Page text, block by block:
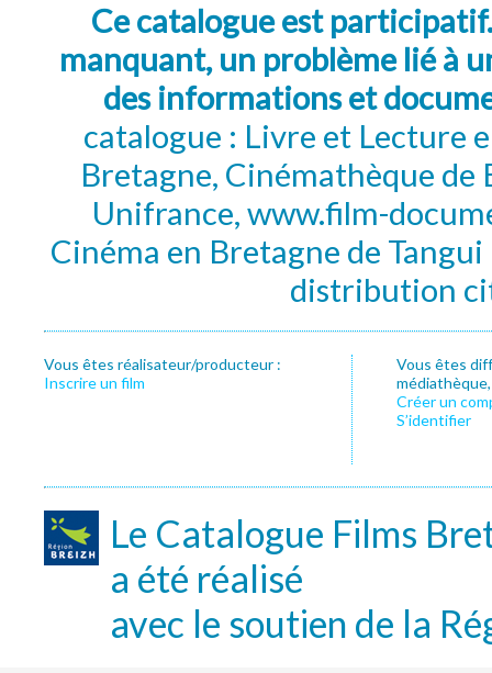
Ce catalogue est
manquant, un problème lié à
des informations et
catalogue : Livre et Lecture
Bretagne, Cinémathèque de
Unifrance, www.film-
Cinéma en Bretagne de
distribution
Vous êtes réalisateur/producteur :
Inscrire un film
Vous êtes
Créer un
S’identifier
Le Catalogue Films
a été réalisé
avec le soutien de la